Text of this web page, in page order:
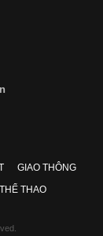
GIAO THÔNG
THỂ THAO